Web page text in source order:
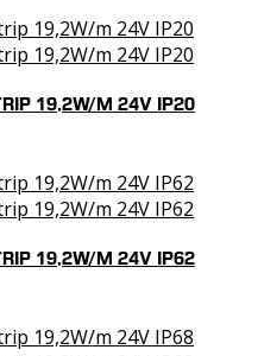
19,2W/M 24V IP20
19,2W/M 24V IP62